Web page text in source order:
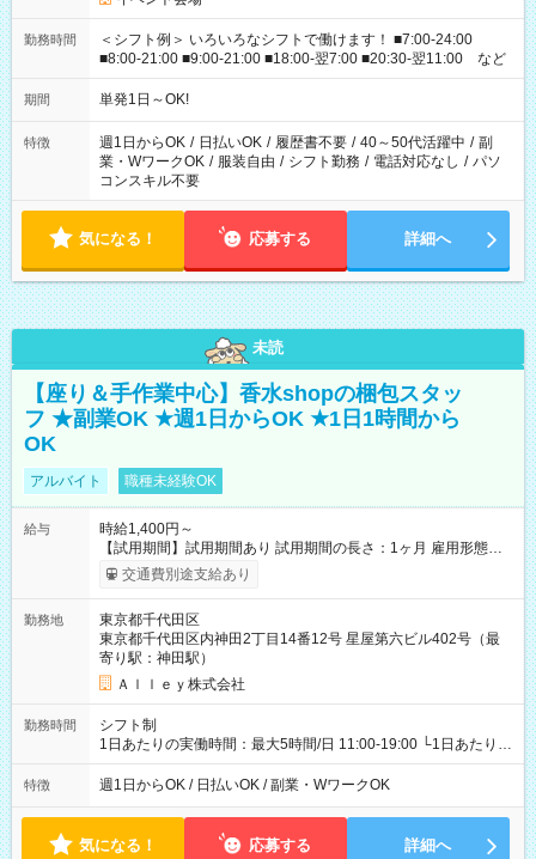
勤務時間
＜シフト例＞ いろいろなシフトで働けます！ ■7:00-24:00
■8:00-21:00 ■9:00-21:00 ■18:00-翌7:00 ■20:30-翌11:00 など
期間 単発1日～OK!
特徴 週1日からOK / 日払いOK / 履歴書不要 / 40～50代活躍中 / 副
業・WワークOK / 服装自由 / シフト勤務 / 電話対応なし / パソ
コンスキル不要
気になる！ 応募する 詳細へ
未読
【座り＆手作業中心】香水shopの梱包スタッ
フ ★副業OK ★週1日からOK ★1日1時間から
OK
アルバイト 職種未経験OK
給与
時給1,400円～
【試用期間】試用期間あり 試用期間の長さ：1ヶ月 雇用形態、
給与は本採用時と同じです。
交通費別途支給あり
勤務地
東京都千代田区
東京都千代田区内神田2丁目14番12号 星屋第六ビル402号（最
寄り駅：神田駅）
Ａｌｌｅｙ株式会社
勤務時間
シフト制
1日あたりの実働時間：最大5時間/日 11:00-19:00 └1日あたりの
実働時間：1-5時間 └上記の時間帯内であれば、いつでも勤務可
能！ └平日・土曜日の中で、お好きな曜日でご勤務いただけま
18:00 などのように、自由な働き方が可能なお仕事です！
特徴 週1日からOK / 日払いOK / 副業・WワークOK
気になる！ 応募する 詳細へ